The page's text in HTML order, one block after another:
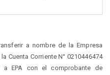
a nombre de la Empresa
Cuenta Corriente N° 0210446474
a EPA con el comprobante de